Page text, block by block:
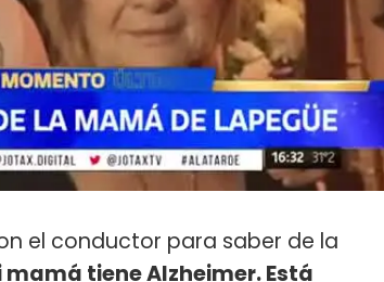
el conductor para saber de la
mamá tiene Alzheimer. Está